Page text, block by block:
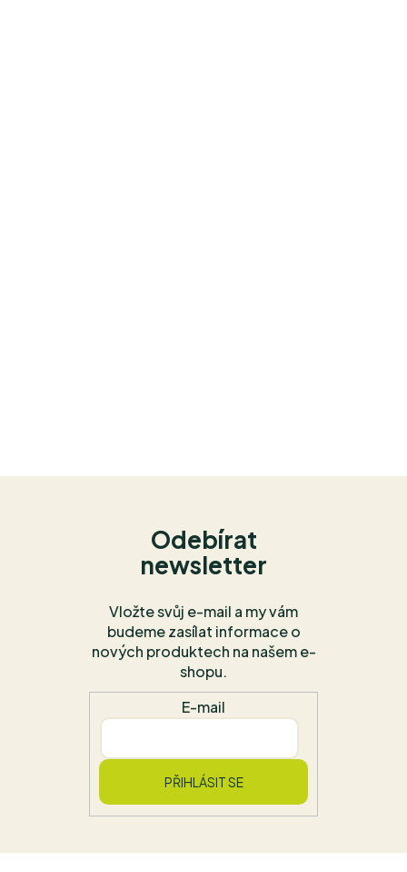
Odebírat
newsletter
Vložte svůj e-mail a my vám
budeme zasílat informace o
nových produktech na našem e-
shopu.
E-mail
PŘIHLÁSIT SE